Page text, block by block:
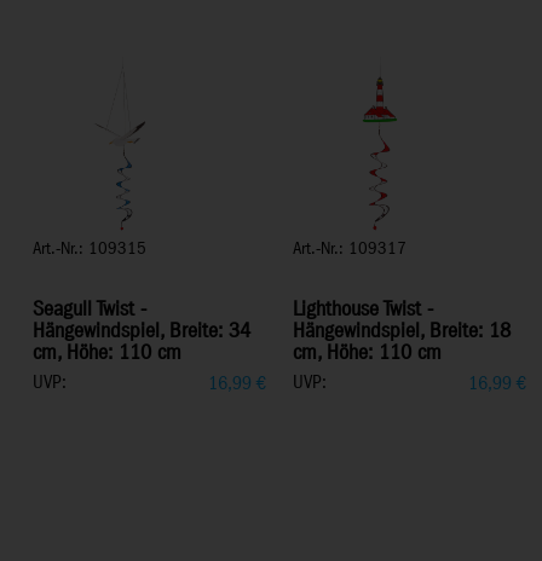
Art.-Nr.: 109315
Seagull Twist -
Hängewindspiel, Breite: 34
cm, Höhe: 110 cm
UVP: 16,99 €
Art.-Nr.: 109317
Lighthouse Twist -
Hängewindspiel, Breite: 18
cm, Höhe: 110 cm
UVP: 16,99 €